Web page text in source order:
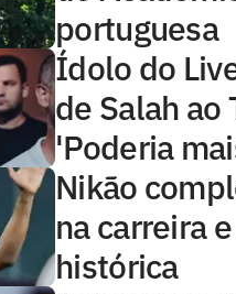
portuguesa
Ídolo do
de Salah ao
'Poderia
Nikão
na carreira
histórica